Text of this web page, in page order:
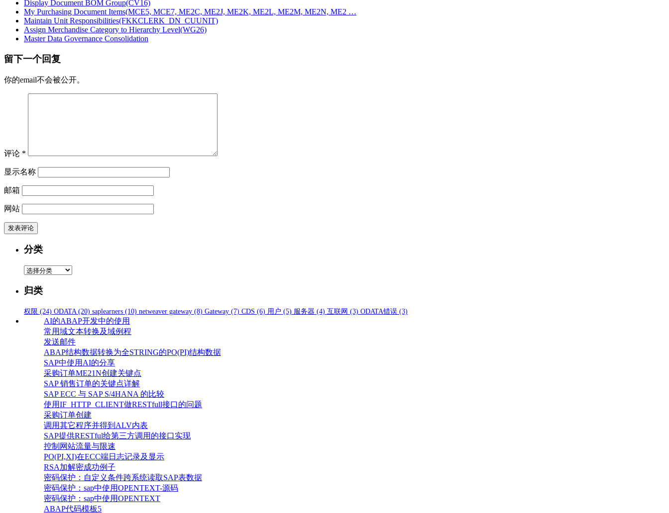
Display Document BOM Group(CV16)
My Purchasing Document Items(MCE5, MCE7, ME2C, ME2J, ME2K, ME2L, ME2M, ME2N, ME2 …
Maintain Unit Responsibilities(FKKCLERK_DN_CUUNIT)
Assign Merchandise Category to Hierarchy Level(WG26)
Master Data Governance Consolidation
留下一个回复
你的email不会被公开。
评论 *
显示名称
邮箱
网站
分类
分
归类
权限 (24) ODATA (20) saplearners (10) netweaver gateway (8) Gateway (7) CDS (6) 用户 (5) 服务器 (4) 互联网 (3) ODATA错误 (3)
AI的ABAP开发中的使用
常用域文本转换及域例程
发送邮件
ABAP结构数据转换为全STRING的PO(PI)结构数据
SAP中使用AI的分享
采购订单ME21N创建关键点
SAP 销售订单的关键点详解
SAP ECC 与 SAP S/4HANA 的比较
使用IF_HTTP_CLIENT做RESTfull接口的问题
采购订单创建
调用其它程序并得到ALV内表
SAP提供RESTful给第三方调用的接口实现
控制网站流量与限速
PO(PI,XI)在ECC端日志记录及显示
RSA加解密成功例子
密码保护：自定义条件跨系统读取SAP表数据
密码保护：sap中使用OPENTEXT-源码
密码保护：sap中使用OPENTEXT
ABAP代码模板5